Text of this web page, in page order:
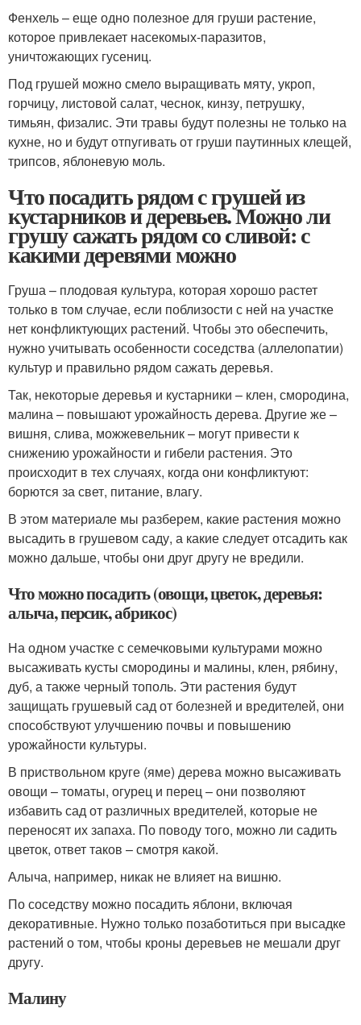
Фенхель – еще одно полезное для груши растение,
которое привлекает насекомых-паразитов,
уничтожающих гусениц.
Под грушей можно смело выращивать мяту, укроп,
горчицу, листовой салат, чеснок, кинзу, петрушку,
тимьян, физалис. Эти травы будут полезны не только на
кухне, но и будут отпугивать от груши паутинных клещей,
трипсов, яблоневую моль.
Что посадить рядом с грушей из
кустарников и деревьев. Можно ли
грушу сажать рядом со сливой: с
какими деревями можно
Груша – плодовая культура, которая хорошо растет
только в том случае, если поблизости с ней на участке
нет конфликтующих растений. Чтобы это обеспечить,
нужно учитывать особенности соседства (аллелопатии)
культур и правильно рядом сажать деревья.
Так, некоторые деревья и кустарники – клен, смородина,
малина – повышают урожайность дерева. Другие же –
вишня, слива, можжевельник – могут привести к
снижению урожайности и гибели растения. Это
происходит в тех случаях, когда они конфликтуют:
борются за свет, питание, влагу.
В этом материале мы разберем, какие растения можно
высадить в грушевом саду, а какие следует отсадить как
можно дальше, чтобы они друг другу не вредили.
Что можно посадить (овощи, цветок, деревья:
алыча, персик, абрикос)
На одном участке с семечковыми культурами можно
высаживать кусты смородины и малины, клен, рябину,
дуб, а также черный тополь. Эти растения будут
защищать грушевый сад от болезней и вредителей, они
способствуют улучшению почвы и повышению
урожайности культуры.
В приствольном круге (яме) дерева можно высаживать
овощи – томаты, огурец и перец – они позволяют
избавить сад от различных вредителей, которые не
переносят их запаха. По поводу того, можно ли садить
цветок, ответ таков – смотря какой.
Алыча, например, никак не влияет на вишню.
По соседству можно посадить яблони, включая
декоративные. Нужно только позаботиться при высадке
растений о том, чтобы кроны деревьев не мешали друг
другу.
Малину